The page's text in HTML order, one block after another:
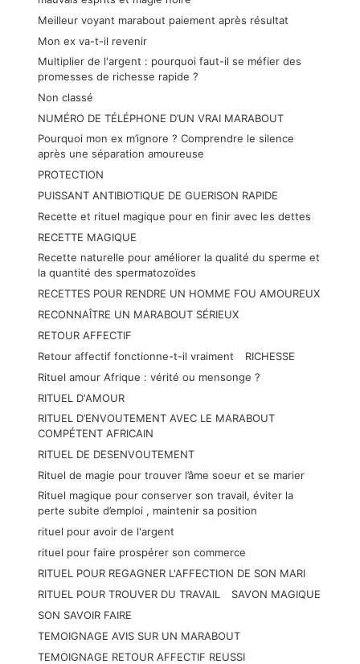
Meilleur voyant marabout paiement après résultat
Mon ex va-t-il revenir
Multiplier de l'argent : pourquoi faut-il se méfier des
promesses de richesse rapide ?
Non classé
NUMÉRO DE TÉLÉPHONE D’UN VRAI MARABOUT
Pourquoi mon ex m’ignore ? Comprendre le silence
après une séparation amoureuse
PROTECTION
PUISSANT ANTIBIOTIQUE DE GUERISON RAPIDE
Recette et rituel magique pour en finir avec les dettes
RECETTE MAGIQUE
Recette naturelle pour améliorer la qualité du sperme et
la quantité des spermatozoïdes
RECETTES POUR RENDRE UN HOMME FOU AMOUREUX
RECONNAÎTRE UN MARABOUT SÉRIEUX
RETOUR AFFECTIF
Retour affectif fonctionne-t-il vraiment
RICHESSE
Rituel amour Afrique : vérité ou mensonge ?
RITUEL D'AMOUR
RITUEL D’ENVOUTEMENT AVEC LE MARABOUT
COMPÉTENT AFRICAIN
RITUEL DE DESENVOUTEMENT
Rituel de magie pour trouver l’âme soeur et se marier
Rituel magique pour conserver son travail, éviter la
perte subite d’emploi , maintenir sa position
rituel pour avoir de l'argent
rituel pour faire prospérer son commerce
RITUEL POUR REGAGNER L'AFFECTION DE SON MARI
RITUEL POUR TROUVER DU TRAVAIL
SAVON MAGIQUE
SON SAVOIR FAIRE
TEMOIGNAGE AVIS SUR UN MARABOUT
TEMOIGNAGE RETOUR AFFECTIF REUSSI